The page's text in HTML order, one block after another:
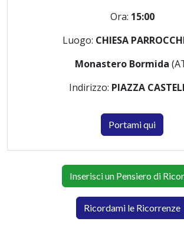
Ora: 15:00
Luogo: CHIESA
Monastero Bormida
Indirizzo: PIAZZA
Portami qui
Inserisci un Pensiero di
Ricordami le Ricorrenze